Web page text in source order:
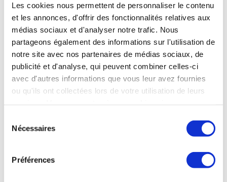
Les cookies nous permettent de personnaliser le contenu
et les annonces, d'offrir des fonctionnalités relatives aux
médias sociaux et d'analyser notre trafic. Nous
partageons également des informations sur l'utilisation de
notre site avec nos partenaires de médias sociaux, de
publicité et d'analyse, qui peuvent combiner celles-ci
avec d'autres informations que vous leur avez fournies
ou qu'ils ont collectées lors de votre utilisation de leurs
Nécessaires
Préférences
Prix :
Cession de 100% des titres de la société + cession
souhaitée de l’immobilier.
Données financières :
CA 2025 : # 2,6 M€
Votre interlocuteur :